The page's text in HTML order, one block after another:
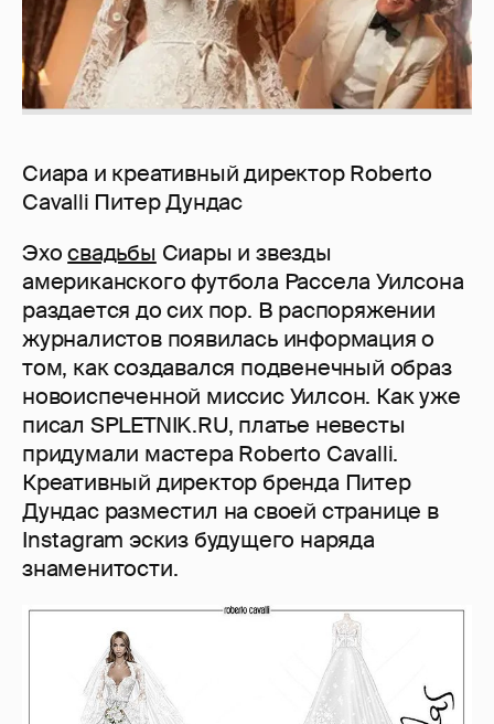
Сиара и креативный директор Roberto
Cavalli Питер Дундас
Эхосвадьбы Сиары и звезды
американского футбола Рассела Уилсона
раздается до сих пор. В распоряжении
журналистов появилась информация о
том, как создавался подвенечный образ
новоиспеченной миссис Уилсон. Как уже
писал SPLETNIK.RU, платье невесты
придумали мастера Roberto Cavalli.
Креативный директор бренда Питер
Дундас разместил на своей странице в
Instagram эскиз будущего наряда
знаменитости.